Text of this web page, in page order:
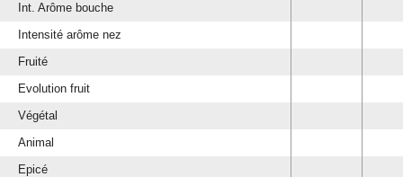
Int. Arôme bouche
Intensité arôme nez
Fruité
Evolution fruit
Végétal
Animal
Epicé